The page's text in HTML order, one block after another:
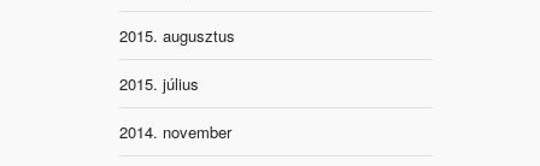
2015. augusztus
2015. július
2014. november